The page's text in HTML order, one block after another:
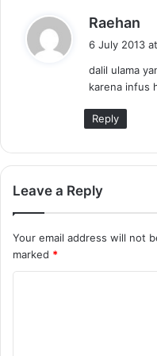
Raehan
s
:
6 July 2013
dalil ulama
karena infus
Reply
Leave a Reply
Your email address will not
marked *